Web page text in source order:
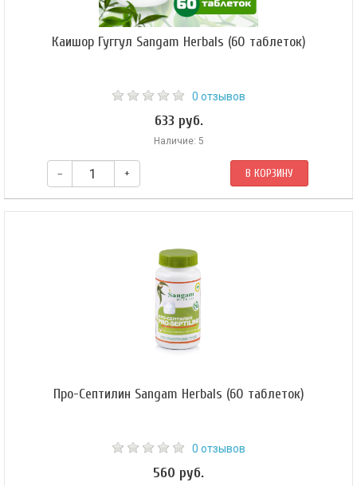
Каишор Гуггул Sangam Herbals (60 таблеток)
0 отзывов
633 руб.
Наличие: 5
– + В КОРЗИНУ
Каишор гуггул применяется для глубокого очищения организма.
иммуностимулятор.
Про-Септилин Sangam Herbals (60 таблеток)
0 отзывов
560 руб.